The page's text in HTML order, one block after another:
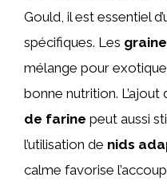
Gould, il est essentiel
spécifiques. Les
mélange pour
bonne nutrition. L’ajout
de farine peut aussi
l’utilisation de nids
calme favorise